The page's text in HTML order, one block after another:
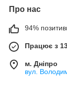
Про нас
94%
Працює з
м. Дніпро
вул.